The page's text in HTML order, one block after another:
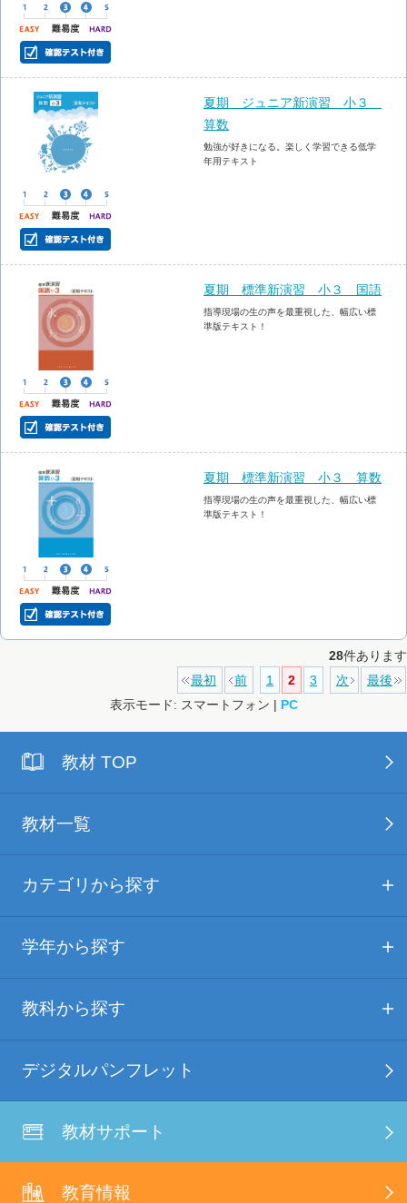
夏期 ジュニア新演習 小３
算数
勉強が好きになる。楽しく学習できる低学
年用テキスト
夏期 標準新演習 小３ 国語
指導現場の生の声を最重視した、幅広い標
準版テキスト！
夏期 標準新演習 小３ 算数
指導現場の生の声を最重視した、幅広い標
準版テキスト！
28件あります
最初
前 1 2 3 次
最後
表示モード: スマートフォン | PC
教材 TOP
教材一覧
カテゴリから探す
学年から探す
教科から探す
デジタルパンフレット
教材サポート
教育情報